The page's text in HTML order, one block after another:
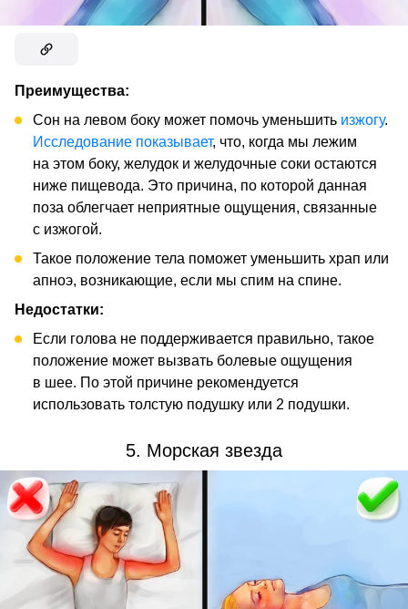
Преимущества:
Сон на левом боку может помочь уменьшить изжогу.
Исследование показывает, что, когда мы лежим
на этом боку, желудок и желудочные соки остаются
ниже пищевода. Это причина, по которой данная
поза облегчает неприятные ощущения, связанные
с изжогой.
Такое положение тела поможет уменьшить храп или
апноэ, возникающие, если мы спим на спине.
Недостатки:
Если голова не поддерживается правильно, такое
положение может вызвать болевые ощущения
в шее. По этой причине рекомендуется
использовать толстую подушку или 2 подушки.
5. Морская звезда